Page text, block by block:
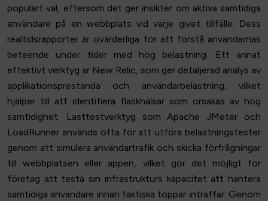
populärt val, eftersom det ger insikter om aktiva samtidiga
användare på en webbplats vid varje givet tillfälle. Dess
realtidsrapporter är ovärderliga för att förstå användarnas
beteende under tider med hög belastning. Ett annat
effektivt verktyg är New Relic, som ger detaljerad analys av
applikationsprestanda och användarbelastning, vilket
hjälper till att identifiera flaskhalsar som orsakas av hög
samtidighet. Lasttestverktyg som Apache JMeter och
LoadRunner används ofta för att utföra belastningstester
genom att simulera användartrafik och skicka förfrågningar
till webbplatsen eller appen, vilket gör det möjligt för
företag att testa sin infrastrukturs kapacitet att hantera
samtidiga användare innan faktiska toppar inträffar. Genom